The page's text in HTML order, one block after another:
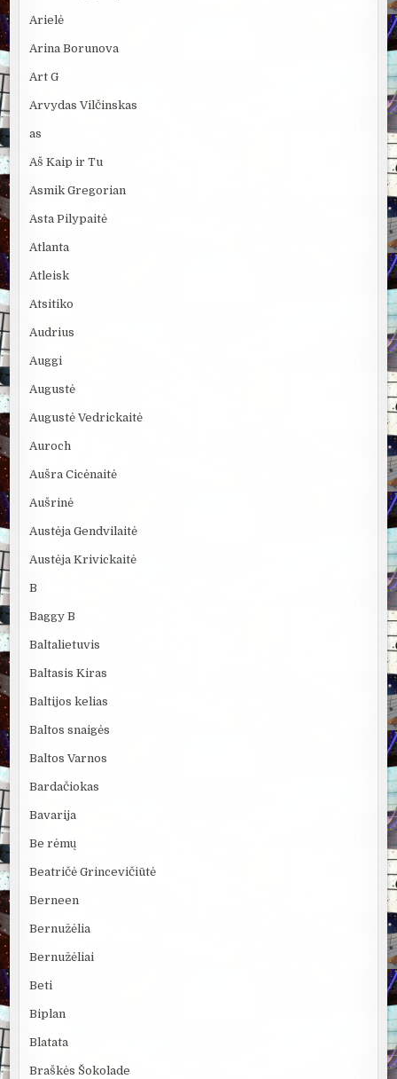
Arielė
Arina Borunova
Art G
Arvydas Vilčinskas
as
Aš Kaip ir Tu
Asmik Gregorian
Asta Pilypaitė
Atlanta
Atleisk
Atsitiko
Audrius
Auggi
Augustė
Augustė Vedrickaitė
Auroch
Aušra Cicėnaitė
Aušrinė
Austėja Gendvilaitė
Austėja Krivickaitė
B
Baggy B
Baltalietuvis
Baltasis Kiras
Baltijos kelias
Baltos snaigės
Baltos Varnos
Bardačiokas
Bavarija
Be rėmų
Beatričė Grincevičiūtė
Berneen
Bernužėlia
Bernužėliai
Beti
Biplan
Blatata
Braškės Šokolade